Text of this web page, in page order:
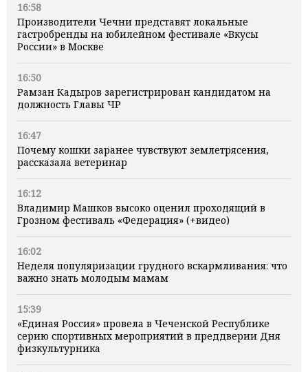
16:58
Производители Чечни представят локальные
гастробренды на юбилейном фестивале «Вкусы
России» в Москве
16:50
Рамзан Кадыров зарегистрирован кандидатом на
должность Главы ЧР
16:47
Почему кошки заранее чувствуют землетрясения,
рассказала ветеринар
16:12
Владимир Машков высоко оценил проходящий в
Грозном фестиваль «Федерация» (+видео)
16:02
Неделя популяризации грудного вскармливания: что
важно знать молодым мамам
15:39
«Единая Россия» провела в Чеченской Республике
серию спортивных мероприятий в преддверии Дня
физкультурника